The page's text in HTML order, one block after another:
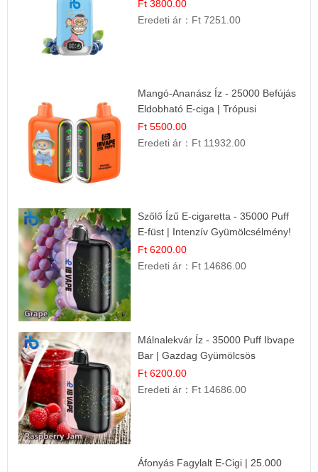
Ft 3800.00
Eredeti ár： Ft 7251.00
Mangó-Ananász Íz - 25000 Befújás
Eldobható E-ciga | Trópusi
Gyümölcs Élmény!
Ft 5500.00
Eredeti ár： Ft 11932.00
Szőlő Ízű E-cigaretta - 35000 Puff
E-füst | Intenzív Gyümölcsélmény!
Ft 6200.00
Eredeti ár： Ft 14686.00
Málnalekvár Íz - 35000 Puff Ibvape
Bar | Gazdag Gyümölcsös
Ízélmény!
Ft 6200.00
Eredeti ár： Ft 14686.00
Áfonyás Fagylalt E-Cigi | 25.000